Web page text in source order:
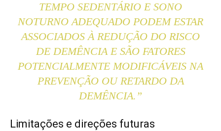
TEMPO SEDENTÁRIO E SONO
NOTURNO ADEQUADO PODEM ESTAR
ASSOCIADOS À REDUÇÃO DO RISCO
DE DEMÊNCIA E SÃO FATORES
POTENCIALMENTE MODIFICÁVEIS ​​NA
PREVENÇÃO OU RETARDO DA
DEMÊNCIA.”
Limitações e direções futuras